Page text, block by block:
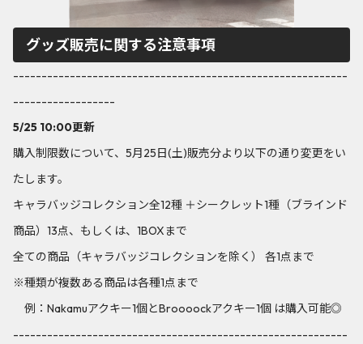
グッズ販売に関する注意事項
-----------------------------------------------------------
------------------
5/25 10:00更新
購入制限数について、5月25日(土)販売分より以下の通り変更をい
たします。
キャラバッジコレクション全12種 ＋シークレット1種（ブラインド
商品）13点、もしくは、1BOXまで
全ての商品（キャラバッジコレクションを除く） 各1点まで
※種類が複数ある商品は各種1点まで
例：Nakamuアクキー1個とBroooockアクキー1個 は購入可能◎
-----------------------------------------------------------